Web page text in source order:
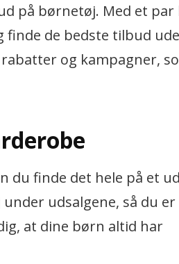
på børnetøj. Med et par
finde de bedste tilbud
og kampagner,
du finde det hele på et
udsalgene, så du er
at dine børn altid har